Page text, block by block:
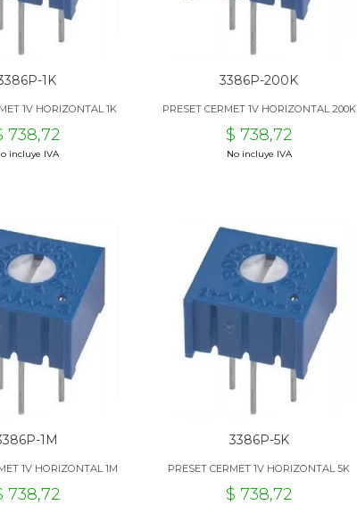
1K
1V HORIZONTAL 1K
738,72
incluye IVA
3386P-200K
PRESET CERMET 1V HORIZONTAL 200K
$ 738,72
No incluye IVA
1M
1V HORIZONTAL 1M
738,72
3386P-5K
PRESET CERMET 1V HORIZONTAL 5K
$ 738,72